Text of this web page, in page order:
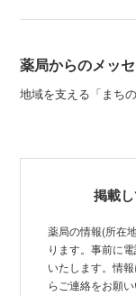
薬局からのメッ
地域を支える「まち
掲載
薬局の情報(所在
ります。事前に
いたします。情
らご連絡をお願い